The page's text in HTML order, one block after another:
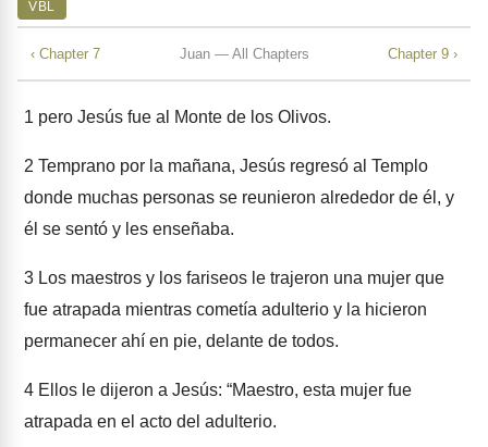
VBL
‹ Chapter 7 Juan — All Chapters Chapter 9 ›
1 pero Jesús fue al Monte de los Olivos.
2 Temprano por la mañana, Jesús regresó al Templo
donde muchas personas se reunieron alrededor de él, y
él se sentó y les enseñaba.
3 Los maestros y los fariseos le trajeron una mujer que
fue atrapada mientras cometía adulterio y la hicieron
permanecer ahí en pie, delante de todos.
4 Ellos le dijeron a Jesús: “Maestro, esta mujer fue
atrapada en el acto del adulterio.